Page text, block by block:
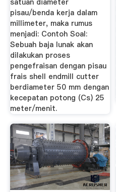
pisau/benda kerja dalam
millimeter, maka rumus
menjadi: Contoh Soal:
Sebuah baja lunak akan
dilakukan proses
pengefraisan dengan pisau
frais shell endmill cutter
berdiameter 50 mm dengan
kecepatan potong (Cs) 25
meter/menit.